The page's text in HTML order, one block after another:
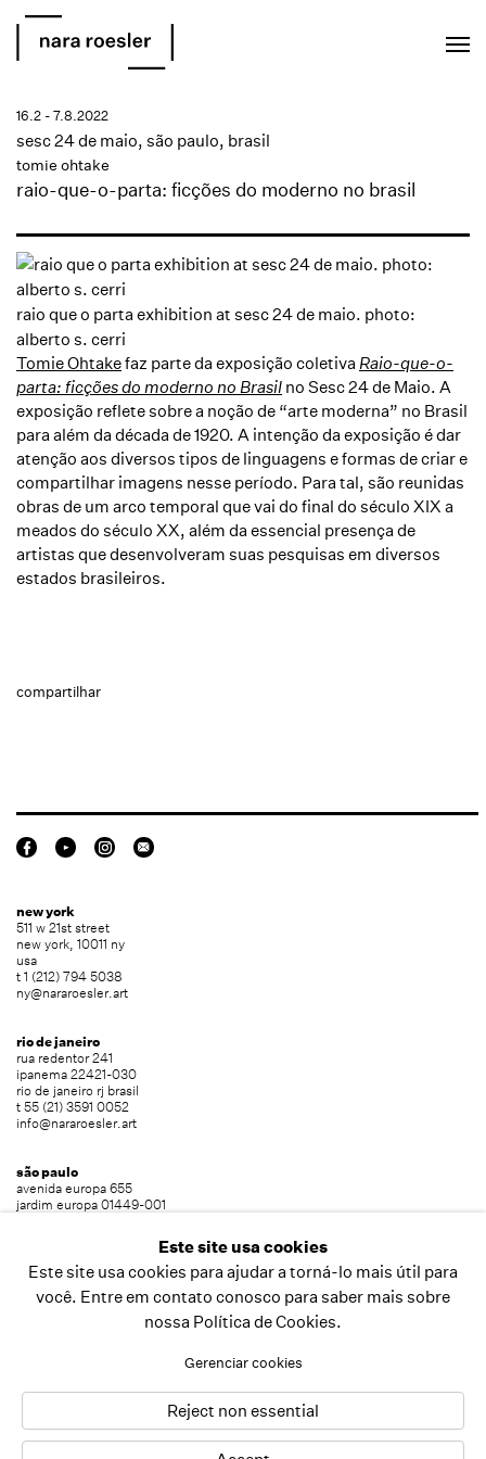
raio-que-o-parta: ficções do moderno no brasil
tomie ohtake
sesc 24 de maio, são paulo, brasil
16.2 - 7.8.2022
raio que o parta exhibition at sesc 24 de maio. photo:
alberto s. cerri
Tomie Ohtakefaz parte da exposição coletivaRaio-que-o-
parta: ficções do moderno no Brasil no Sesc 24 de Maio. A
exposição reflete sobre a noção de “arte moderna” no Brasil
para além da década de 1920. A intenção da exposição é dar
atenção aos diversos tipos de linguagens e formas de criar e
compartilhar imagens nesse período. Para tal, são reunidas
obras de um arco temporal que vai do final do século XIX a
meados do século XX, além da essencial presença de
artistas que desenvolveram suas pesquisas em diversos
estados brasileiros.
compartilhar
new york
511 w 21st street
new york, 10011 ny
usa
t 1 (212) 794 5038
ny@nararoesler.art
rio de janeiro
rua redentor 241
ipanema 22421-030
rio de janeiro rj brasil
t 55 (21) 3591 0052
info@nararoesler.art
são paulo
avenida europa 655
jardim europa 01449-001
copyright © 2026 nara roesler
Este site usa cookies
Este site usa cookies para ajudar a torná-lo mais útil para
você. Entre em contato conosco para saber mais sobre
nossa Política de Cookies.
Gerenciar cookies
Reject non essential